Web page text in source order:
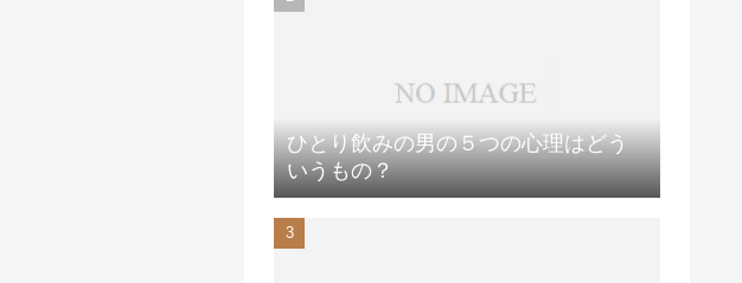
ひとり飲みの男の５つの心理はどう
いうもの？